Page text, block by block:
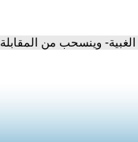
وينسحب من المقابلة